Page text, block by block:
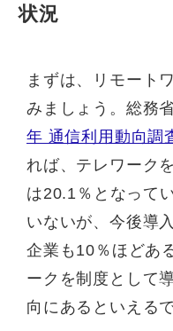
状況
まずは、リモート
みましょう。総務
年 通信利用動向調
れば、テレワーク
は20.1％となって
いないが、今後導
企業も10％ほどあ
ークを制度として
向にあるといえる